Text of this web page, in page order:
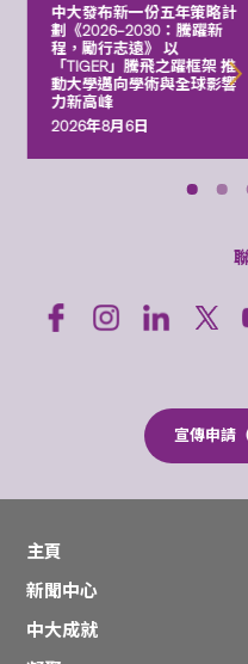
中大發布新一份五年策略計
劃《2026‒2030：騰躍新
程，勵行志遠》 以
「TIGER」騰飛之躍框架 推
動大學邁向學術與全球影響
力新高峰
2026年8月6日
宣傳申請
主頁
新聞中心
中大成就